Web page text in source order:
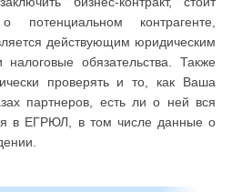
контрагенте,
действующим юридическим
обязательства. Также
проверять и то, как Ваша
партнеров, есть ли о ней вся
в ЕГРЮЛ, в том числе данные о